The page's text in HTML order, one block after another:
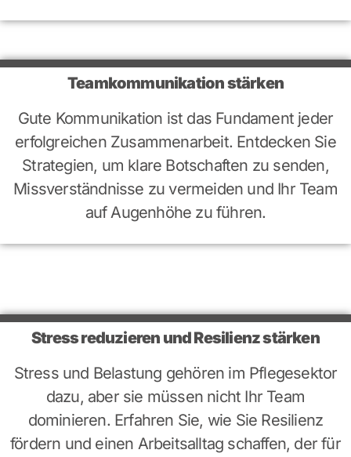
Teamkommunikation stärken
Gute Kommunikation ist das Fundament jeder
erfolgreichen Zusammenarbeit. Entdecken Sie
Strategien, um klare Botschaften zu senden,
Missverständnisse zu vermeiden und Ihr Team
auf Augenhöhe zu führen.
Stress reduzieren und Resilienz stärken
Stress und Belastung gehören im Pflegesektor
dazu, aber sie müssen nicht Ihr Team
dominieren. Erfahren Sie, wie Sie Resilienz
fördern und einen Arbeitsalltag schaffen, der für